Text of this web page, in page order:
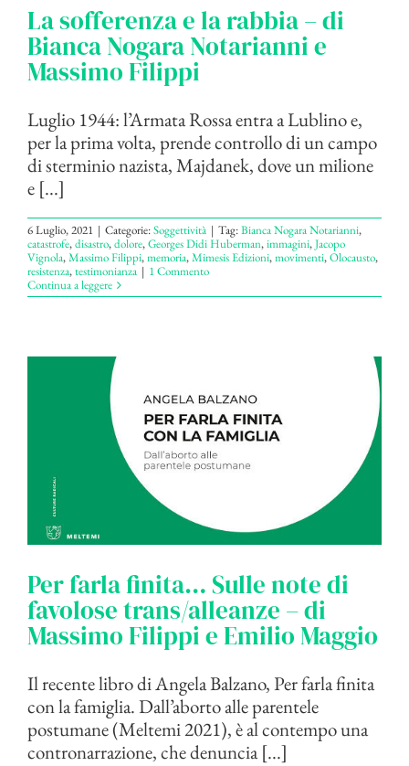
La sofferenza e la rabbia – di
Bianca Nogara Notarianni e
Massimo Filippi
Luglio 1944: l’Armata Rossa entra a Lublino e,
per la prima volta, prende controllo di un campo
di sterminio nazista, Majdanek, dove un milione
e [...]
6 Luglio, 2021 | Categorie:Soggettività | Tag:Bianca Nogara Notarianni,
catastrofe,disastro,dolore,Georges Didi Huberman,immagini,Jacopo
Vignola,Massimo Filippi,memoria,Mimesis Edizioni,movimenti,Olocausto,
resistenza,testimonianza | 1 Commento
Continua a leggere
Per farla finita… Sulle note di
favolose trans/alleanze – di
Massimo Filippi e Emilio Maggio
Il recente libro di Angela Balzano, Per farla finita
con la famiglia. Dall’aborto alle parentele
postumane (Meltemi 2021), è al contempo una
contronarrazione, che denuncia [...]